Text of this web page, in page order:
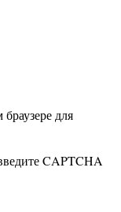
для
CAPTCHA